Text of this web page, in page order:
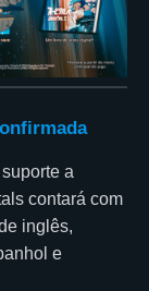
a
contará com
inglês,
e